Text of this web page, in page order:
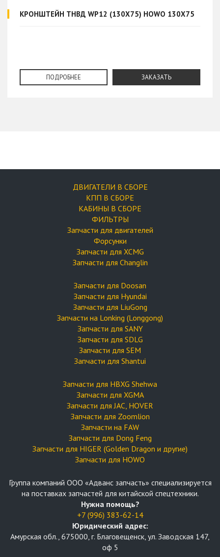
КРОНШТЕЙН ТНВД WP12 (130X75) HOWO 130X75
ПОДРОБНЕЕ ЗАКАЗАТЬ
ДВИГАТЕЛИ В СБОРЕ
КПП В СБОРЕ
КАБИНЫ В СБОРЕ
ФИЛЬТРЫ
Запчасти для двигателей
Форсунки
Запчасти для XCMG
Запчасти для Changlin
Запчасти для Doosan
Запчасти для Hyundai
Запчасти для LiuGong
Запчасти на Lonking (Longgong)
Запчасти для SANY
Запчасти для SDLG
Запчасти для SEM
Запчасти для Shantui
Запчасти для HBXG Shehwa
Запчасти для XGMA
Запчасти для JAC, HOVER
Запчасти для Zoomlion
Запчасти на FAW
Запчасти для Dong Feng
Запчасти для HIGER (Golden Dragon и другие)
Запчасти для HOWO
Группа компаний OOO «Адванс запчасть» специализируется
на поставках запчастей для китайской спецтехники.
Нужна помощь?
+7 (996) 383-62-14
Юридический адрес:
Амурская обл., 675000, г. Благовещенск, ул. Заводская 147,
оф 5